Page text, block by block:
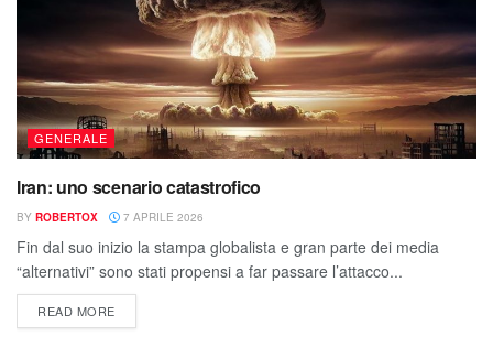
GENERALE
Iran: uno scenario catastrofico
BY ROBERTOX 7 APRILE 2026
Fin dal suo inizio la stampa globalista e gran parte dei media
“alternativi” sono stati propensi a far passare l’attacco...
READ MORE